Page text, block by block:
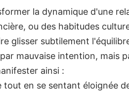
la dynamique d'une
ou des habitudes
glisser subtilement
mauvaise intention, mais
ainsi :
tout en se sentant éloignée